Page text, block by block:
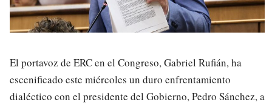
El portavoz de ERC en el Congreso, Gabriel Rufián, ha
escenificado este miércoles un duro enfrentamiento
dialéctico con el presidente del Gobierno, Pedro Sánchez, a